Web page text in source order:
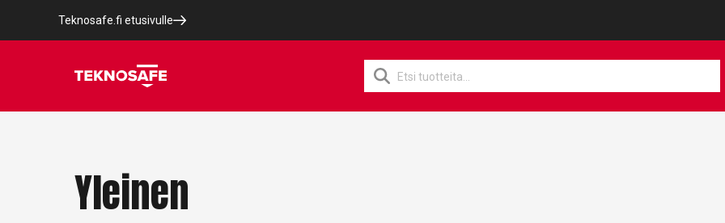
Teknosafe.fi etusivulle
Products
search
Yleinen